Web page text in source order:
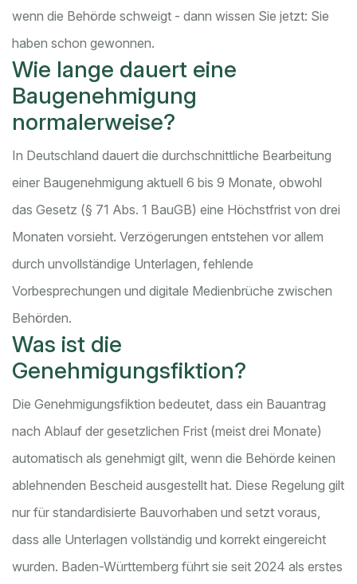
wenn die Behörde schweigt - dann wissen Sie jetzt: Sie
haben schon gewonnen.
Wie lange dauert eine
Baugenehmigung
normalerweise?
In Deutschland dauert die durchschnittliche Bearbeitung
einer Baugenehmigung aktuell 6 bis 9 Monate, obwohl
das Gesetz (§ 71 Abs. 1 BauGB) eine Höchstfrist von drei
Monaten vorsieht. Verzögerungen entstehen vor allem
durch unvollständige Unterlagen, fehlende
Vorbesprechungen und digitale Medienbrüche zwischen
Behörden.
Was ist die
Genehmigungsfiktion?
Die Genehmigungsfiktion bedeutet, dass ein Bauantrag
nach Ablauf der gesetzlichen Frist (meist drei Monate)
automatisch als genehmigt gilt, wenn die Behörde keinen
ablehnenden Bescheid ausgestellt hat. Diese Regelung gilt
nur für standardisierte Bauvorhaben und setzt voraus,
dass alle Unterlagen vollständig und korrekt eingereicht
wurden. Baden-Württemberg führt sie seit 2024 als erstes